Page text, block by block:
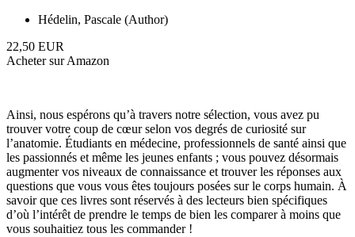
Hédelin, Pascale (Author)
22,50 EUR
Acheter sur Amazon
Ainsi, nous espérons qu’à travers notre sélection, vous avez pu
trouver votre coup de cœur selon vos degrés de curiosité sur
l’anatomie. Étudiants en médecine, professionnels de santé ainsi que
les passionnés et même les jeunes enfants ; vous pouvez désormais
augmenter vos niveaux de connaissance et trouver les réponses aux
questions que vous vous êtes toujours posées sur le corps humain. À
savoir que ces livres sont réservés à des lecteurs bien spécifiques
d’où l’intérêt de prendre le temps de bien les comparer à moins que
vous souhaitiez tous les commander !